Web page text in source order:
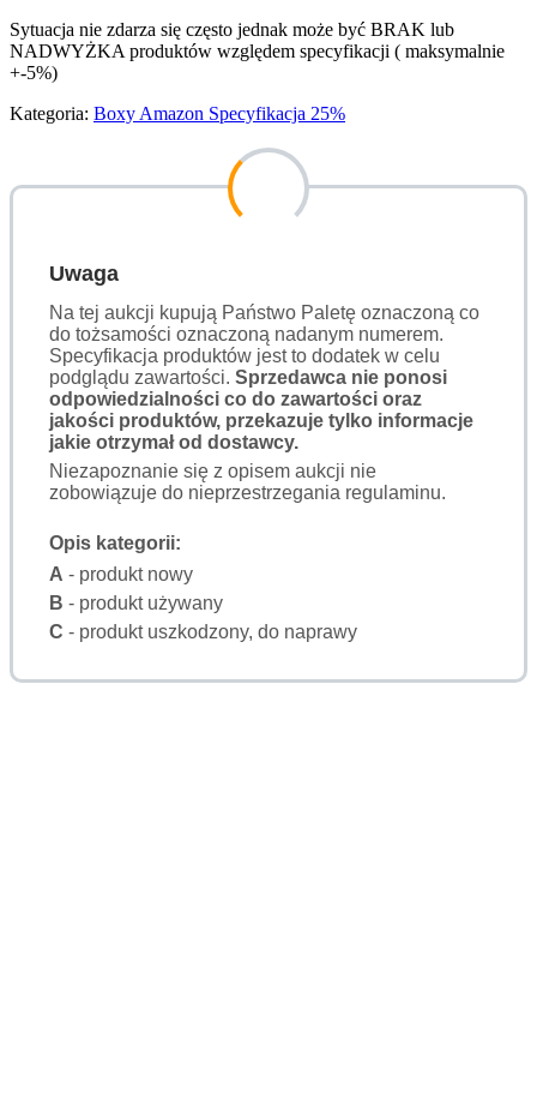
Sytuacja nie zdarza się często jednak może być BRAK lub
NADWYŻKA produktów względem specyfikacji ( maksymalnie
+-5%)
Kategoria: Boxy Amazon Specyfikacja 25%
Uwaga
Na tej aukcji kupują Państwo Paletę oznaczoną co
do tożsamości oznaczoną nadanym numerem.
Specyfikacja produktów jest to dodatek w celu
podglądu zawartości. Sprzedawca nie ponosi
odpowiedzialności co do zawartości oraz
jakości produktów, przekazuje tylko informacje
jakie otrzymał od dostawcy.
Niezapoznanie się z opisem aukcji nie
zobowiązuje do nieprzestrzegania regulaminu.
Opis kategorii:
A - produkt nowy
B - produkt używany
C - produkt uszkodzony, do naprawy